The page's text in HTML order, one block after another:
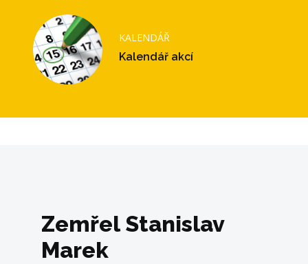
KALENDÁŘ
Kalendář akcí
Zemřel Stanislav
Marek